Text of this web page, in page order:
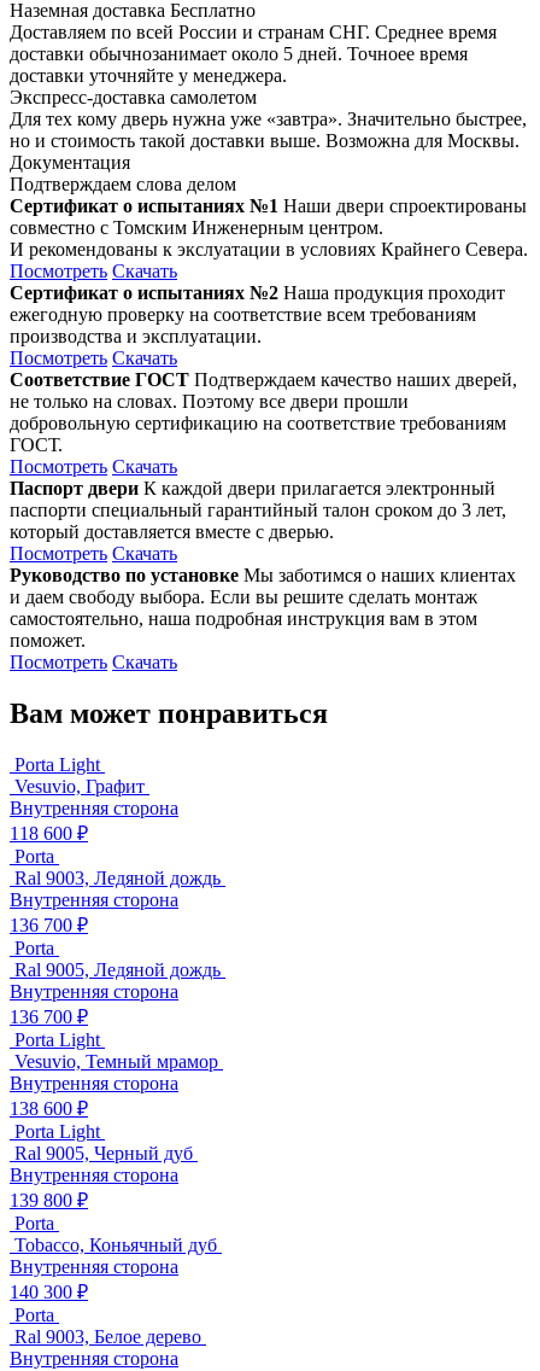
Наземная доставка Бесплатно
Доставляем по всей России и странам СНГ. Среднее время
доставки обычнозанимает около 5 дней. Точноее время
доставки уточняйте у менеджера.
Экспресс-доставка самолетом
Для тех кому дверь нужна уже «завтра». Значительно быстрее,
но и стоимость такой доставки выше. Возможна для Москвы.
Документация
Подтверждаем слова делом
Сертификат о испытаниях №1 Наши двери спроектированы
совместно с Томским Инженерным центром.
И рекомендованы к экслуатации в условиях Крайнего Севера.
Посмотреть Скачать
Сертификат о испытаниях №2 Наша продукция проходит
ежегодную проверку на соответствие всем требованиям
производства и эксплуатации.
Посмотреть Скачать
Соответствие ГОСТ Подтверждаем качество наших дверей,
не только на словах. Поэтому все двери прошли
добровольную сертификацию на соответствие требованиям
ГОСТ.
Посмотреть Скачать
Паспорт двери К каждой двери прилагается электронный
паспорти специальный гарантийный талон сроком до 3 лет,
который доставляется вместе с дверью.
Посмотреть Скачать
Руководство по установке Мы заботимся о наших клиентах
и даем свободу выбора. Если вы решите сделать монтаж
самостоятельно, наша подробная инструкция вам в этом
поможет.
Посмотреть Скачать
Вам может понравиться
Porta Light
Vesuvio, Графит
Внутренняя сторона
118 600 ₽
Porta
Ral 9003, Ледяной дождь
Внутренняя сторона
136 700 ₽
Porta
Ral 9005, Ледяной дождь
Внутренняя сторона
136 700 ₽
Porta Light
Vesuvio, Темный мрамор
Внутренняя сторона
138 600 ₽
Porta Light
Ral 9005, Черный дуб
Внутренняя сторона
139 800 ₽
Porta
Tobacco, Коньячный дуб
Внутренняя сторона
140 300 ₽
Porta
Ral 9003, Белое дерево
Внутренняя сторона